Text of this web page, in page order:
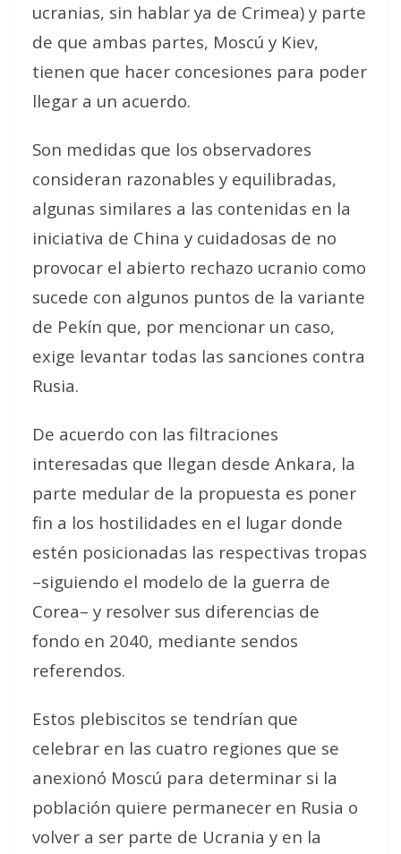
ucranias, sin hablar ya de Crimea) y parte
de que ambas partes, Moscú y Kiev,
tienen que hacer concesiones para poder
llegar a un acuerdo.
Son medidas que los observadores
consideran razonables y equilibradas,
algunas similares a las contenidas en la
iniciativa de China y cuidadosas de no
provocar el abierto rechazo ucranio como
sucede con algunos puntos de la variante
de Pekín que, por mencionar un caso,
exige levantar todas las sanciones contra
Rusia.
De acuerdo con las filtraciones
interesadas que llegan desde Ankara, la
parte medular de la propuesta es poner
fin a los hostilidades en el lugar donde
estén posicionadas las respectivas tropas
–siguiendo el modelo de la guerra de
Corea– y resolver sus diferencias de
fondo en 2040, mediante sendos
referendos.
Estos plebiscitos se tendrían que
celebrar en las cuatro regiones que se
anexionó Moscú para determinar si la
población quiere permanecer en Rusia o
volver a ser parte de Ucrania y en la